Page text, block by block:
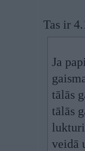
Tas ir
Ja
tālās
tālās
veidā